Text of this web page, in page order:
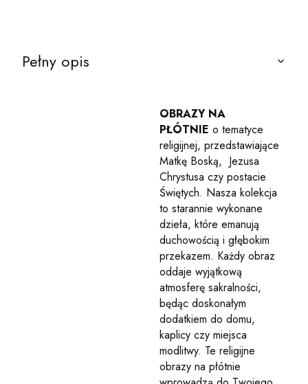
Pełny opis
OBRAZY NA
PŁÓTNIE o tematyce
religijnej, przedstawiające
Matkę Boską, Jezusa
Chrystusa czy postacie
Świętych. Nasza kolekcja
to starannie wykonane
dzieła, które emanują
duchowością i głębokim
przekazem. Każdy obraz
oddaje wyjątkową
atmosferę sakralności,
będąc doskonałym
dodatkiem do domu,
kaplicy czy miejsca
modlitwy. Te religijne
obrazy na płótnie